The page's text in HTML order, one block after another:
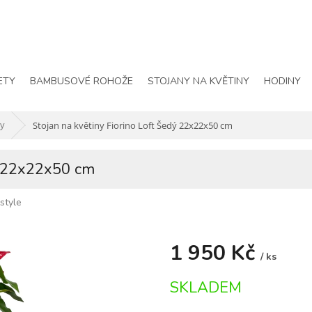
BAMBUSOVÉ ROHOŽE STOJANY NA KVĚTINY HODINY
Stojan na květiny Fiorino Loft Šedý 22x22x50 cm
cm
1 950 Kč / ks
cena:
SKLADEM